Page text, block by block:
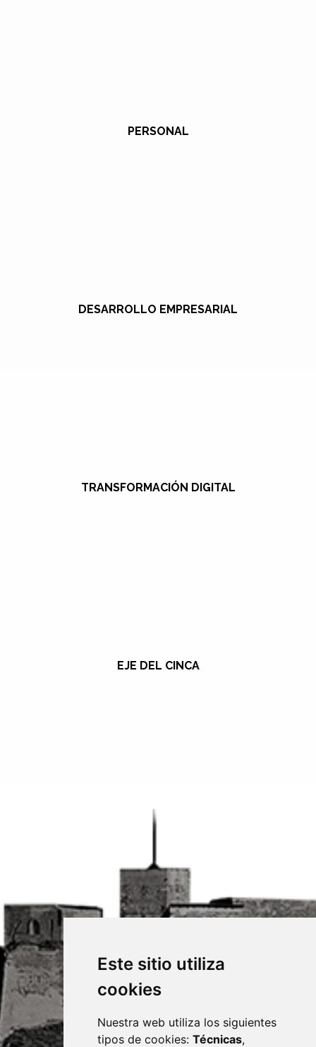
Este sitio utiliza
cookies
Nuestra web utiliza los siguientes
tipos de cookies: Técnicas,
PERSONAL
DESARROLLO EMPRESARIAL
TRANSFORMACIÓN DIGITAL
EJE DEL CINCA